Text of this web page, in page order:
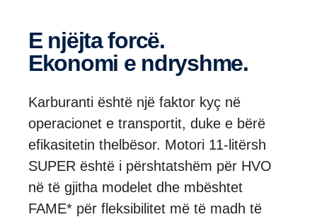
E njëjta forcë.
Ekonomi e ndryshme.
Karburanti është një faktor kyç në
operacionet e transportit, duke e bërë
efikasitetin thelbësor. Motori 11-litërsh
SUPER është i përshtatshëm për HVO
në të gjitha modelet dhe mbështet
FAME* për fleksibilitet më të madh të